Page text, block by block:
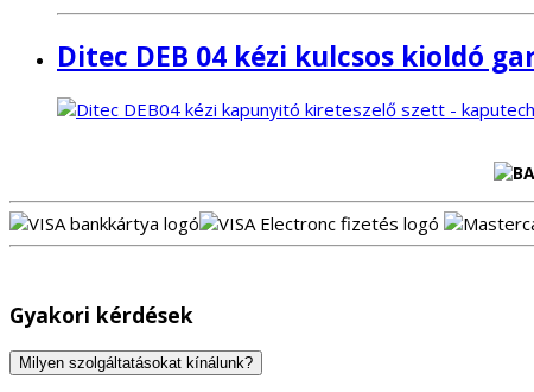
Ditec DEB 04 kézi kulcsos kioldó
Gyakori kérdések
Milyen szolgáltatásokat kínálunk?